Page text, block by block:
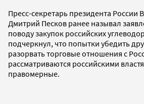
Пресс-секретарь президента России
Дмитрий Песков ранее называл
поводу закупок российских
подчеркнул, что попытки убедить
разорвать торговые отношения с
рассматриваются российскими
правомерные.